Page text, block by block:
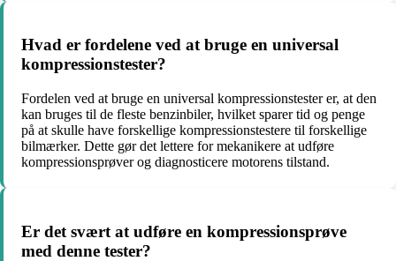
Hvad er fordelene ved at bruge en universal
kompressionstester?
Fordelen ved at bruge en universal kompressionstester er, at den
kan bruges til de fleste benzinbiler, hvilket sparer tid og penge
på at skulle have forskellige kompressionstestere til forskellige
bilmærker. Dette gør det lettere for mekanikere at udføre
kompressionsprøver og diagnosticere motorens tilstand.
Er det svært at udføre en kompressionsprøve
med denne tester?